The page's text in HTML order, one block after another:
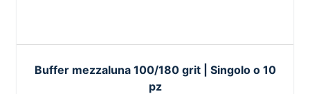
Buffer mezzaluna 100/180 grit | Singolo o 10
pz